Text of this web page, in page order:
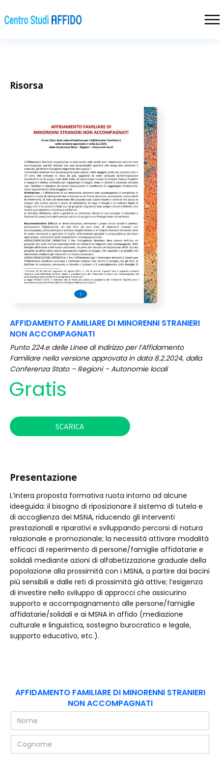
Risorsa
AFFIDAMENTO FAMILIARE DI MINORENNI STRANIERI
NON ACCOMPAGNATI
Punto 224.e delle Linee di Indirizzo per l’Affidamento
Familiare nella versione approvata in data 8.2.2024, dalla
Conferenza Stato – Regioni – Autonomie locali
Gratis
SCARICA
Presentazione
L’intera proposta formativa ruota intorno ad alcune
ideeguida: il bisogno di riposizionare il sistema di tutela e
di accoglienza dei MSNA, riducendo gli interventi
prestazionali e riparativi e sviluppando percorsi di natura
relazionale e promozionale; la necessità attivare modalità
efficaci di reperimento di persone/famiglie affidatarie e
solidali mediante azioni di alfabetizzazione graduale della
popolazione alla prossimità con i MSNA, a partire dai bacini
più sensibili e dalle reti di prossimità già attive; l’esigenza
di investire nello sviluppo di approcci che assicurino
supporto e accompagnamento alle persone/famiglie
affidatarie/solidali e ai MSNA in affido (mediazione
culturale e linguistica, sostegno burocratico e legale,
supporto educativo, etc.).
AFFIDAMENTO FAMILIARE DI MINORENNI STRANIERI
NON ACCOMPAGNATI